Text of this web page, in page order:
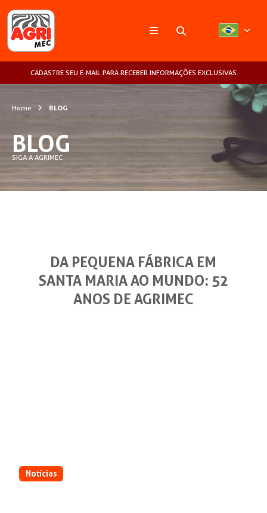
Pesquisar
CADASTRE SEU E-MAIL PARA RECEBER INFORMAÇÕES EXCLUSIVAS
Home BLOG
BLOG
SIGA A AGRIMEC
DA PEQUENA FÁBRICA EM
SANTA MARIA AO MUNDO: 52
ANOS DE AGRIMEC
Notícias